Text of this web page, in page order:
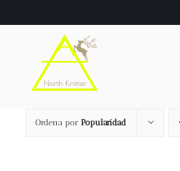
al
Ordena por Popularidad